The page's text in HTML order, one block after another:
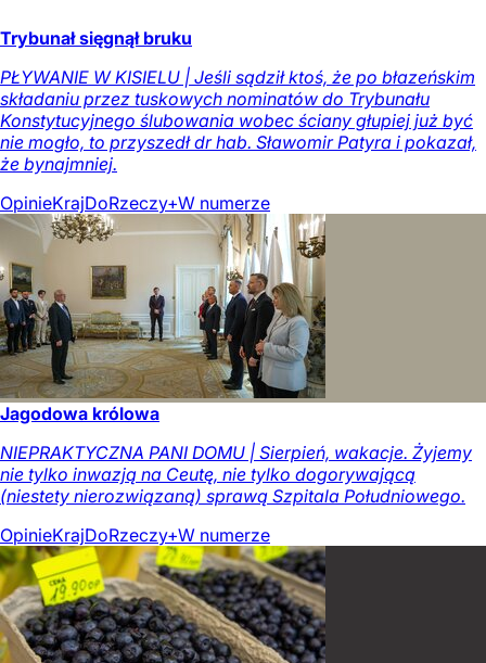
Trybunał sięgnął bruku
PŁYWANIE W KISIELU | Jeśli sądził ktoś, że po błazeńskim
składaniu przez tuskowych nominatów do Trybunału
Konstytucyjnego ślubowania wobec ściany głupiej już być
nie mogło, to przyszedł dr hab. Sławomir Patyra i pokazał,
że bynajmniej.
OpinieKrajDoRzeczy+W numerze
Jagodowa królowa
NIEPRAKTYCZNA PANI DOMU | Sierpień, wakacje. Żyjemy
nie tylko inwazją na Ceutę, nie tylko dogorywającą
(niestety nierozwiązaną) sprawą Szpitala Południowego.
OpinieKrajDoRzeczy+W numerze